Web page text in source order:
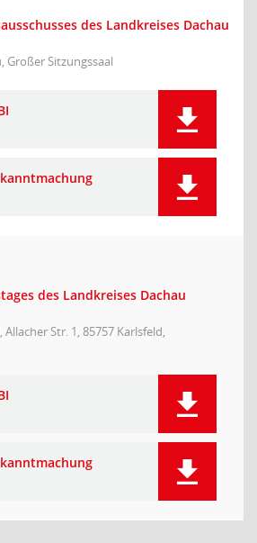
des Landkreises Dachau
Großer Sitzungssaal
des Landkreises Dachau
Str. 1, 85757 Karlsfeld,